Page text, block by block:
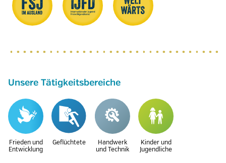
Unsere Tätigkeitsbereiche
Frieden und
Entwicklung
Geflüchtete
Handwerk
und Technik
Kinder und
Jugendliche